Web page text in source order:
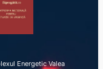
Energetic Valea